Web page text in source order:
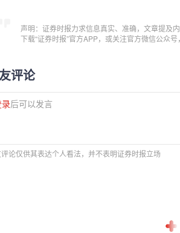
声明：证券时报力求信息真实、准确，文章提及
下载“证券时报”官方APP，或关注官方微信公众
评论
后可以发言
论仅供其表达个人看法，并不表明证券时报立场